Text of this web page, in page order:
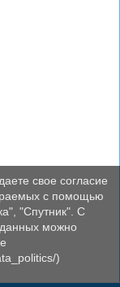
свое согласие
с помощью
"Спутник". С
можно
)